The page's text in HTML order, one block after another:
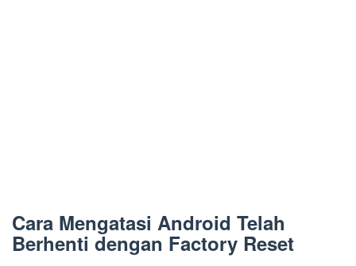
Cara Mengatasi Android Telah
Berhenti dengan Factory Reset